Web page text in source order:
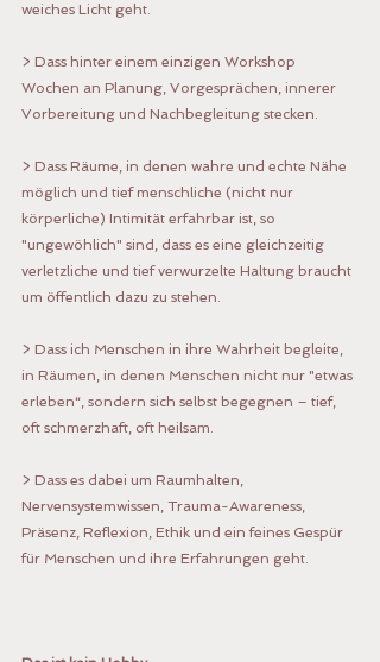
weiches Licht geht.
> Dass hinter einem einzigen Workshop
Wochen an Planung, Vorgesprächen, innerer
Vorbereitung und Nachbegleitung stecken.
> Dass Räume, in denen wahre und echte Nähe
möglich und tief menschliche (nicht nur
körperliche) Intimität erfahrbar ist, so
"ungewöhlich" sind, dass es eine gleichzeitig
verletzliche und tief verwurzelte Haltung braucht
um öffentlich dazu zu stehen.
> Dass ich Menschen in ihre Wahrheit begleite,
in Räumen, in denen Menschen nicht nur "etwas
erleben“, sondern sich selbst begegnen – tief,
oft schmerzhaft, oft heilsam.
> Dass es dabei um Raumhalten,
Nervensystemwissen, Trauma-Awareness,
Präsenz, Reflexion, Ethik und ein feines Gespür
für Menschen und ihre Erfahrungen geht.